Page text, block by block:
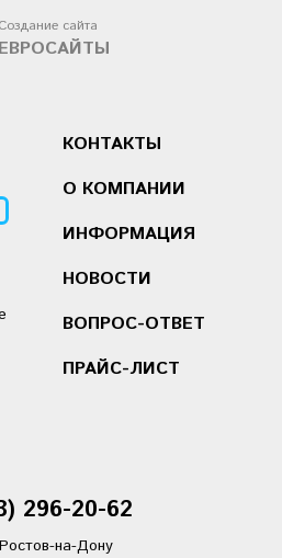
Создание сайта
ЕВРОСАЙТЫ
КОНТАКТЫ
О КОМПАНИИ
ИНФОРМАЦИЯ
НОВОСТИ
ВОПРОС-ОТВЕТ
ПРАЙС-ЛИСТ
296-20-62
на-Дону